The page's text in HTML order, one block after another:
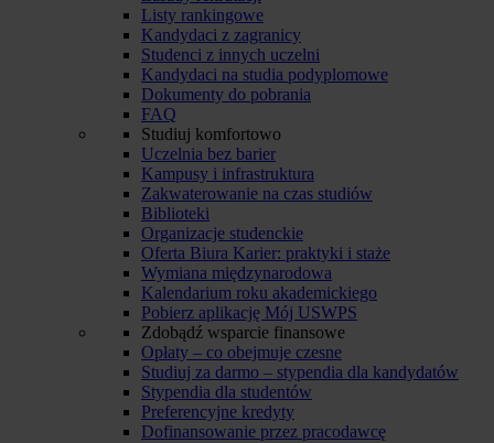
Listy rankingowe
Kandydaci z zagranicy
Studenci z innych uczelni
Kandydaci na studia podyplomowe
Dokumenty do pobrania
FAQ
Studiuj komfortowo
Uczelnia bez barier
Kampusy i infrastruktura
Zakwaterowanie na czas studiów
Biblioteki
Organizacje studenckie
Oferta Biura Karier: praktyki i staże
Wymiana międzynarodowa
Kalendarium roku akademickiego
Pobierz aplikację Mój USWPS
Zdobądź wsparcie finansowe
Opłaty – co obejmuje czesne
Studiuj za darmo – stypendia dla kandydatów
Stypendia dla studentów
Preferencyjne kredyty
Dofinansowanie przez pracodawcę